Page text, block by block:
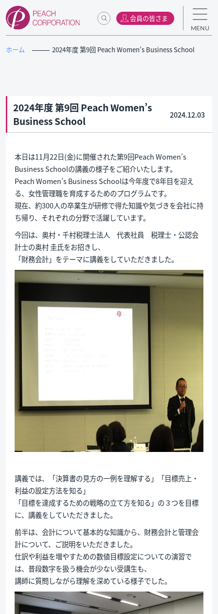
会員の皆さま
MENU
ホーム 2024年度 第9回 Peach Women’s Business School
2024年度 第9回 Peach Women’s
Business School
2024.12.03
本日は11月22日(金)に開催された第9回Peach Women’s
Business Schoolの講義の様子をご紹介いたします。
Peach Women’s Business Schoolは今年度で8年目を迎え
る、女性管理職を育成するためのプログラムです。
現在、約300人の卒業生が研修で得た知識や気づきを会社に持
ち帰り、それぞれの分野で活躍しています。
今回は、奥村・千村税理士法人 代表社員 税理士・公認会
計士の奥村 圭氏をお招きし、
「財務会計」をテーマに講義をしていただきました。
講義では、「決算書の見方の一例を理解する」「目標売上・
利益の設定方法を知る」
「目標を達成するための戦略の立て方を知る」の３つを目標
に、講義をしていただきました。
前半は、会計について基本的な知識から、財務会計と管理会
計について、ご説明をいただきました。
仕訳や利益を増やすための数値目標設定についての演習で
は、普段数字を扱う機会が少ない受講生も、
講師に質問しながら理解を深めている様子でした。